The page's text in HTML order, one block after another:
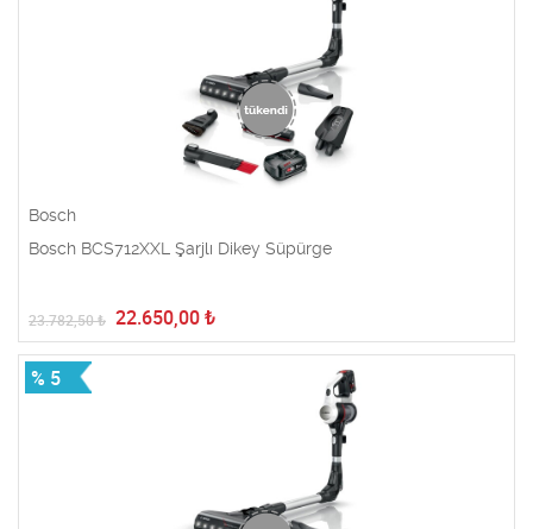
Bosch
Bosch BCS712XXL Şarjlı Dikey Süpürge
23.782,50₺ 22.650,00 ₺
% 5